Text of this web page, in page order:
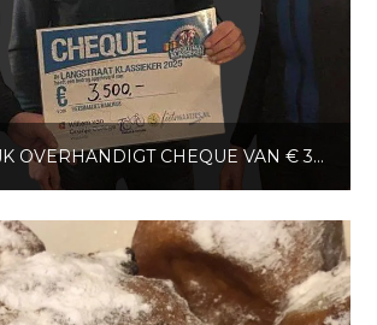
TC-WAALWIJK OVERHANDIGT CHEQUE VAN € 3.500 AAN FIETSMAATJES WAALWIJK